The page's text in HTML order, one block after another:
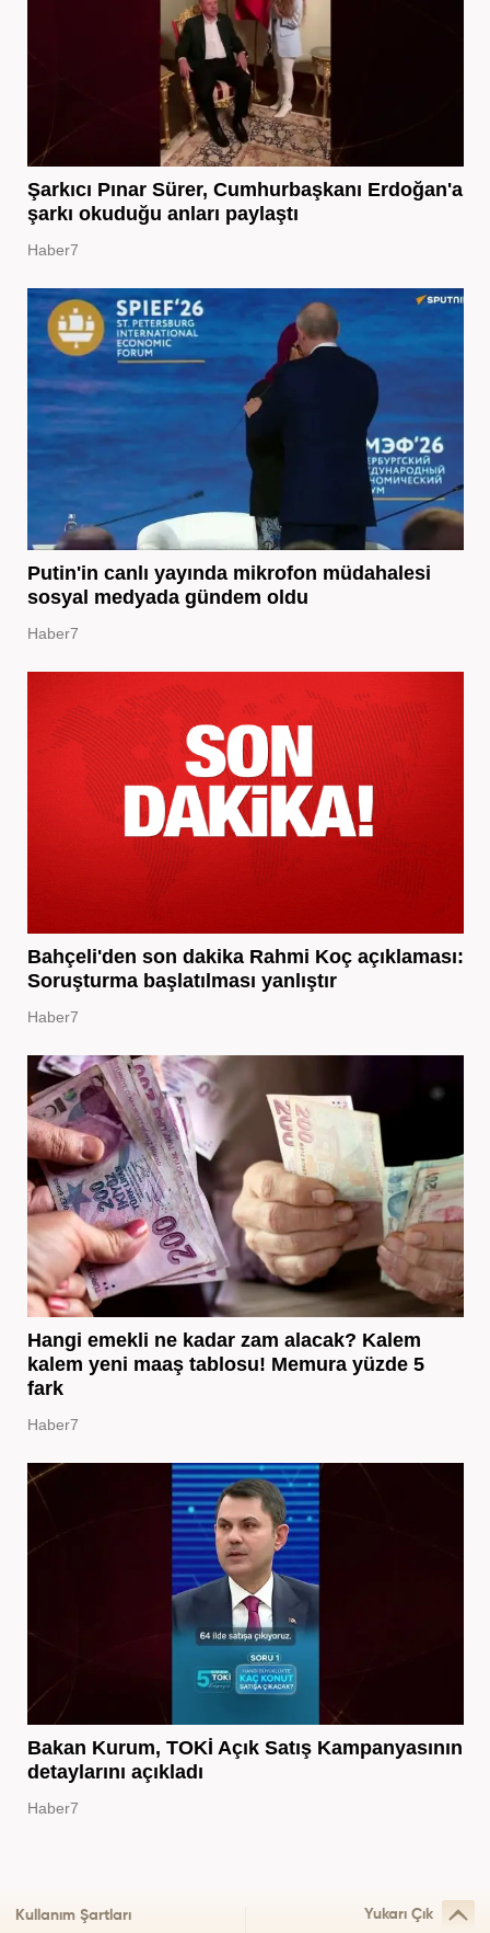
Şarkıcı Pınar Sürer, Cumhurbaşkanı Erdoğan'a
şarkı okuduğu anları paylaştı
Haber7
Putin'in canlı yayında mikrofon müdahalesi
sosyal medyada gündem oldu
Haber7
Bahçeli'den son dakika Rahmi Koç açıklaması:
Soruşturma başlatılması yanlıştır
Haber7
Hangi emekli ne kadar zam alacak? Kalem
kalem yeni maaş tablosu! Memura yüzde 5
fark
Haber7
Bakan Kurum, TOKİ Açık Satış Kampanyasının
detaylarını açıkladı
Haber7
Kullanım Şartları Yukarı Çık